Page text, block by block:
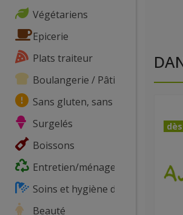
Végétariens
Epicerie
Plats traiteur
Boulangerie / Pâtisserie
Sans gluten, sans lactose, ...
Surgelés
Boissons
Entretien/ménage
Soins et hygiène du corps
Beauté